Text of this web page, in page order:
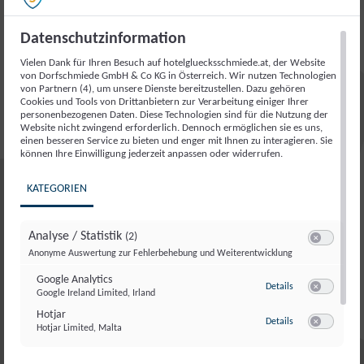
Gesicht, Nacken und Brustbereich bringt dank der
besonderen ayurvedischen Massagetechnik das
Strahlen zurück in deine Haut. Lass dich
verwöhnen und spür, wie sich ein Gefühl der
Harmonie in deinem ganzen Körper breit macht.
Marma Punkt Massage:Alles im Flow? Diese
typisch ayurvedische Massage stimuliert die Marma
Punkte und lässt damit das Prana – aka die
Lebensenergie – wieder frei fließen. Danach fühlst
du dich befreit und im Gleichgewicht, während als
gestärkt wurden. Was will man mehr?
Du hast Bock auf etwas ganz Besonderes? Besprich
dich vorab mit unserem Masseur und lass dir eine
individuelle Behandlung zusammenstellen. Suranga
hat im wahrsten Sinne des Wortes ein echtes
Datenschutzinformation
Vielen Dank für Ihren Besuch auf hotelgluecksschmiede.at, der Website
von Dorfschmiede GmbH & Co KG in Österreich. Wir nutzen Technologien
von Partnern (4), um unsere Dienste bereitzustellen. Dazu gehören
Cookies und Tools von Drittanbietern zur Verarbeitung einiger Ihrer
personenbezogenen Daten. Diese Technologien sind für die Nutzung der
Website nicht zwingend erforderlich. Dennoch ermöglichen sie es uns,
einen besseren Service zu bieten und enger mit Ihnen zu interagieren. Sie
können Ihre Einwilligung jederzeit anpassen oder widerrufen.
KATEGORIEN
Analyse / Statistik (2)
Anonyme Auswertung zur Fehlerbehebung und Weiterentwicklung
Google Analytics
Google Ireland Limited, Irland
Details zu Google
Hotjar
Hotjar Limited, Malta
Details zu Hotjar